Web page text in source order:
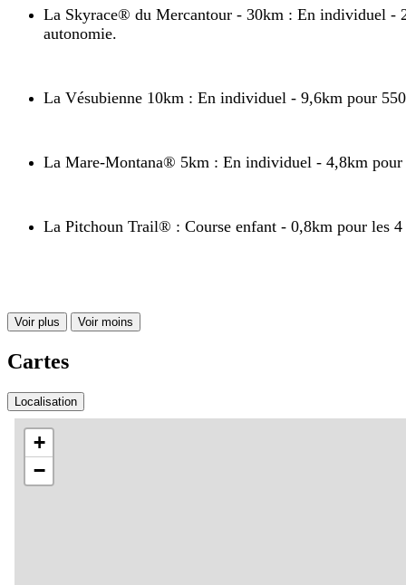
La Skyrace® du Mercantour - 30km : En individuel -
autonomie.
La Vésubienne 10km : En individuel - 9,6km pour
La Mare-Montana® 5km : En individuel - 4,8km pour
La Pitchoun Trail® : Course enfant - 0,8km pour les
Voir plus Voir moins
Cartes
Localisation